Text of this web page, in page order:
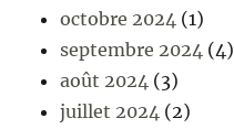
octobre 2024 (1)
septembre 2024 (4)
août 2024 (3)
juillet 2024 (2)